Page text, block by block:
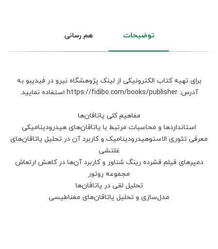
توضیحات هم رسانی
برای تهیه کتاب الکترونیکی از لینک پژوهشگاه نیرو در فیدیبو به
آدرس: https://fidibo.com/books/publisher استفاده نمایید.
مفاهیم کلی یاتاقان‌ها
استانداردها و محاسبات مرتبط با یاتاقان‌های هیدرودینامیکی
معرفی تئوری الاستوهیدرودینامیک و کاربرد آن در تحلیل یاتاقان‌های
غلتشی
دمپرهای فیلم فشرده رینگ شناور و کاربرد آن‌ها در کاهش ارتعاش
مجموعه روتور
تحلیل لقی در یاتاقان‌ها
مدل‌سازی و تحلیل یاتاقان‌های مغناطیسی